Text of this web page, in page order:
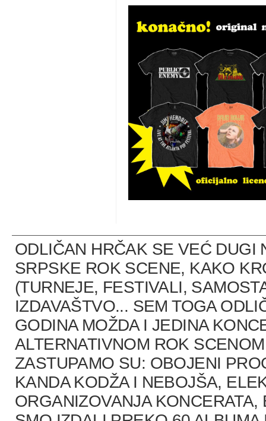
ODLIČAN HRČAK SE VEĆ DUGI
SRPSKE ROK SCENE, KAKO
(TURNEJE, FESTIVALI,
IZDAVAŠTVO... SEM TOGA
GODINA MOŽDA I JEDINA
ALTERNATIVNOM ROK
ZASTUPAMO SU: OBOJENI
KANDA KODŽA I NEBOJŠA,
ORGANIZOVANJA